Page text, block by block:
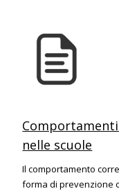
nelle scuole
Il comportamento
forma di prevenzione